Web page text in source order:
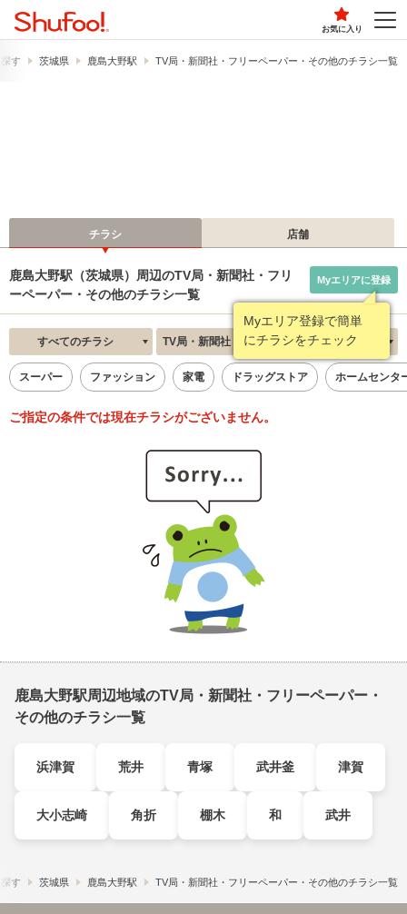
お気に入り
す 茨城県 鹿島大野駅 TV局・新聞社・フリーペーパー・その他のチラシ一覧
チラシ 店舗
鹿島大野駅（茨城県）周辺のTV局・新聞社・フリ
ーペーパー・その他のチラシ一覧
Myエリア登録で簡単
にチラシをチェック
Myエリアに登録
すべてのチラシ TV局・新聞社・フリーペーパー・その他 新着順
スーパー ファッション 家電 ドラッグストア ホームセンタ
ご指定の条件では現在チラシがございません。
鹿島大野駅周辺地域のTV局・新聞社・フリーペーパー・
その他のチラシ一覧
浜津賀 荒井 青塚 武井釜 津賀
大小志崎 角折 棚木 和 武井
す 茨城県 鹿島大野駅 TV局・新聞社・フリーペーパー・その他のチラシ一覧